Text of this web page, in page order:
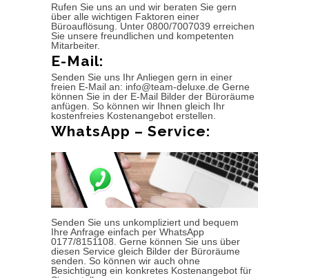
Rufen Sie uns an und wir beraten Sie gern
über alle wichtigen Faktoren einer
Büroauflösung. Unter 0800/7007039 erreichen
Sie unsere freundlichen und kompetenten
Mitarbeiter.
E-Mail:
Senden Sie uns Ihr Anliegen gern in einer
freien E-Mail an: info@team-deluxe.de Gerne
können Sie in der E-Mail Bilder der Büroräume
anfügen. So können wir Ihnen gleich Ihr
kostenfreies Kostenangebot erstellen.
WhatsApp – Service:
Senden Sie uns unkompliziert und bequem
Ihre Anfrage einfach per WhatsApp
0177/8151108. Gerne können Sie uns über
diesen Service gleich Bilder der Büroräume
senden. So können wir auch ohne
Besichtigung ein konkretes Kostenangebot für